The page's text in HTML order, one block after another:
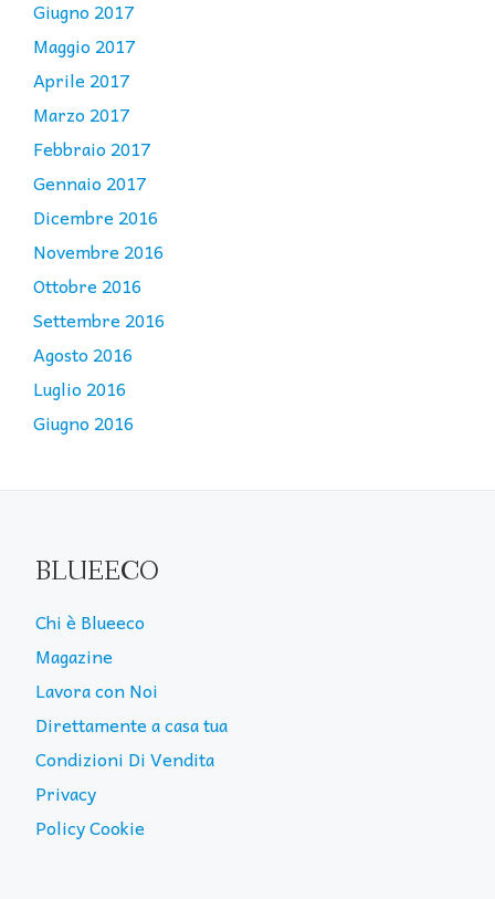
Giugno 2017
Maggio 2017
Aprile 2017
Marzo 2017
Febbraio 2017
Gennaio 2017
Dicembre 2016
Novembre 2016
Ottobre 2016
Settembre 2016
Agosto 2016
Luglio 2016
Giugno 2016
BLUEECO
Chi è Blueeco
Magazine
Lavora con Noi
Direttamente a casa tua
Condizioni Di Vendita
Privacy
Policy Cookie